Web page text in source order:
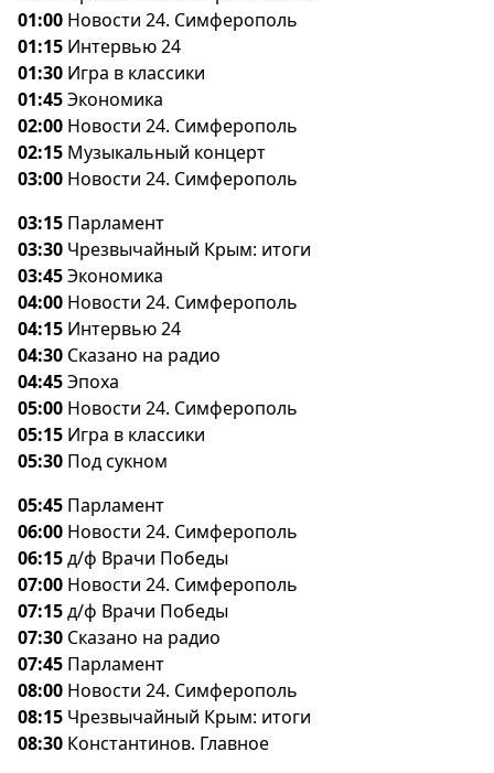
01:00 Новости 24. Симферополь
01:15 Интервью 24
01:30 Игра в классики
01:45Экономика
02:00 Новости 24. Симферополь
02:15 Музыкальный концерт
03:00 Новости 24. Симферополь
03:15 Парламент
03:30 Чрезвычайный Крым: итоги
03:45Экономика
04:00 Новости 24. Симферополь
04:15 Интервью 24
04:30 Сказано на радио
04:45Эпоха
05:00 Новости 24. Симферополь
05:15 Игра в классики
05:30 Под сукном
05:45 Парламент
06:00 Новости 24. Симферополь
06:15д/ф Врачи Победы
07:00 Новости 24. Симферополь
07:15д/ф Врачи Победы
07:30 Сказано на радио
07:45 Парламент
08:00 Новости 24. Симферополь
08:15 Чрезвычайный Крым: итоги
08:30 Константинов. Главное